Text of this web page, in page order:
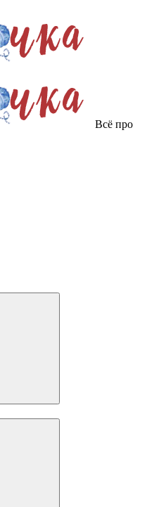
Всё про